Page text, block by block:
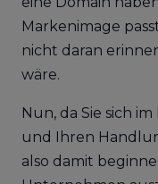
Markenimage
nicht daran
wäre.
Nun, da Sie sich
und Ihren
also damit